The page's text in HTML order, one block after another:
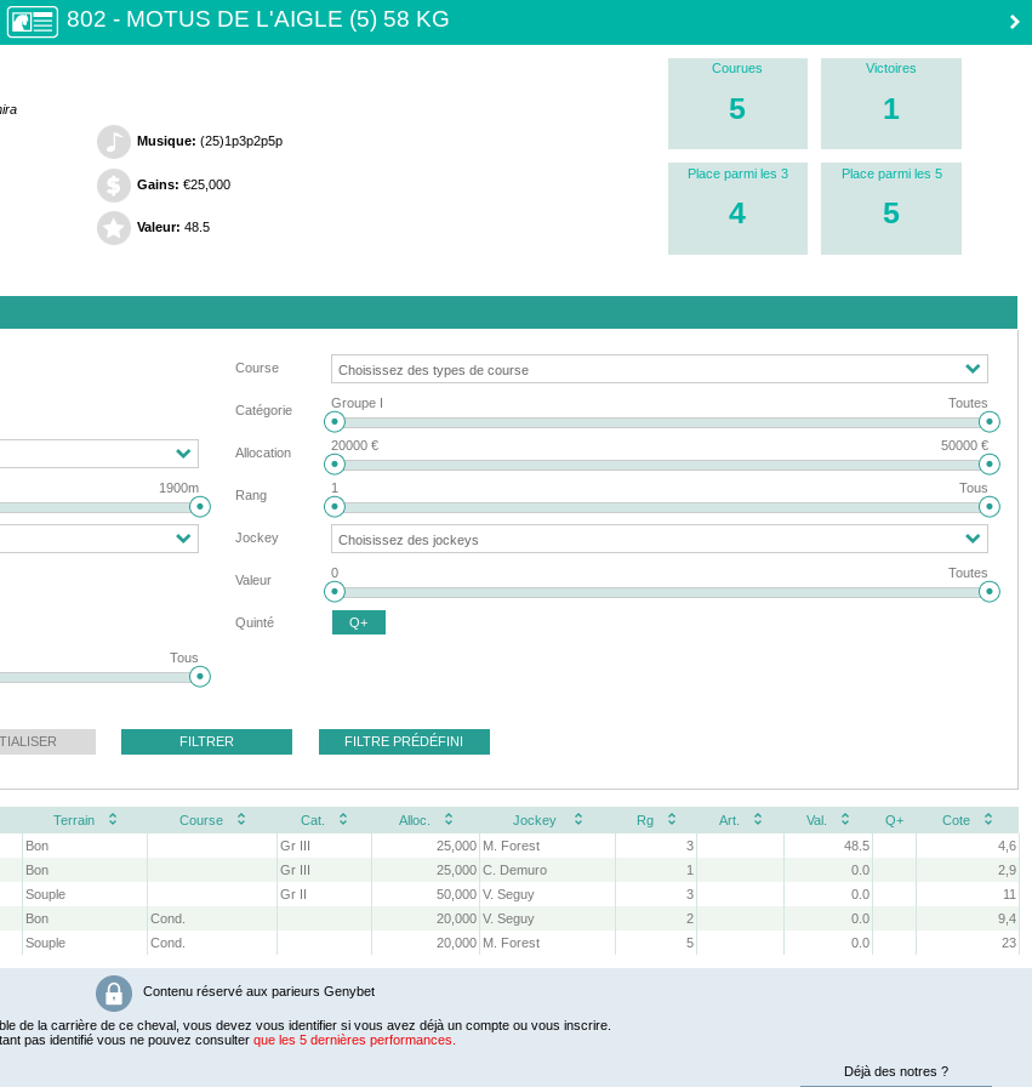
802 - MOTUS DE L'AIGLE (5) 58 KG
Musique: (25)1p3p2p5p
Gains: €25,000
Valeur: 48.5
Courues
5
Victoires
1
Place parmi les 3
4
Place parmi les 5
5
1900m
Tous
Course
Catégorie Groupe I Toutes
Allocation 20000 € 50000 €
Rang 1 Tous
Jockey
Valeur 0 Toutes
Quinté Q+
FILTRER FILTRE PRÉDÉFINI
Terrain Course Cat. Alloc. Jockey Rg Art. Val. Q+
Cote
Bon Gr III 25,000 M. Forest 3 48.5
4,6
Bon Gr III 25,000 C. Demuro 1 0.0
2,9
Souple Gr II 50,000 V. Seguy 3 0.0
11
Bon Cond. 20,000 V. Seguy 2 0.0
9,4
Souple Cond. 20,000 M. Forest 5 0.0 23
Contenu réservé aux parieurs Genybet
de la carrière de ce cheval, vous devez vous identifier si vous avez déjà un compte ou vous inscrire.
pas identifié vous ne pouvez consulter que les 5 dernières performances.
Déjà des notres ?